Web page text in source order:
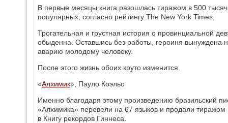
В первые месяцы книга разошлась тиражом в 500
популярных, согласно рейтингу The New York Times.
Трогательная и грустная история о провинциальной
обыденна. Оставшись без работы, героиня вынуждена
аварию молодому человеку.
После этого жизнь обоих круто изменится.
«Алхимик», Пауло Коэльо
Именно благодаря этому произведению бразильский
«Алхимика» перевели на 67 языков и продали
в Книгу рекордов Гиннеса.